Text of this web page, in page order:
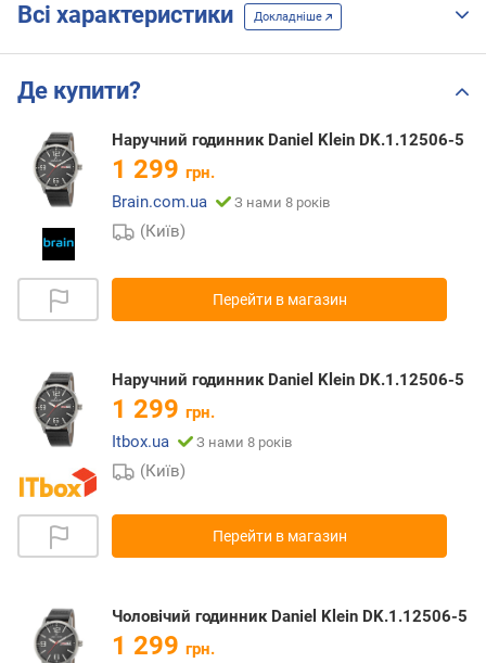
Всі характеристики Докладніше
Де купити?
Наручний годинник Daniel Klein DK.1.12506-5
1 299 грн.
Brain.com.ua
З нами 8 років
(Київ)
Перейти в магазин
Наручний годинник Daniel Klein DK.1.12506-5
1 299 грн.
Itbox.ua
З нами 8 років
(Київ)
Перейти в магазин
Чоловічий годинник Daniel Klein DK.1.12506-5
1 299 грн.